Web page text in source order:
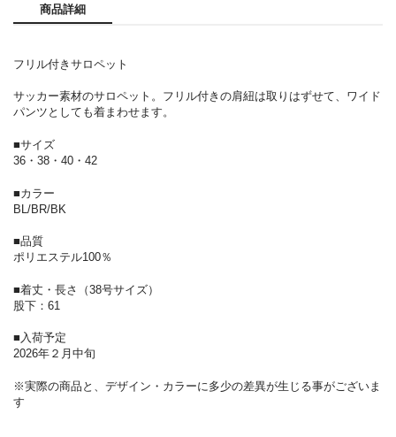
商品詳細
フリル付きサロペット
サッカー素材のサロペット。フリル付きの肩紐は取りはずせて、ワイド
パンツとしても着まわせます。
■サイズ
36・38・40・42
■カラー
BL/BR/BK
■品質
ポリエステル100％
■着丈・長さ（38号サイズ）
股下：61
■入荷予定
2026年２月中旬
※実際の商品と、デザイン・カラーに多少の差異が生じる事がございま
す